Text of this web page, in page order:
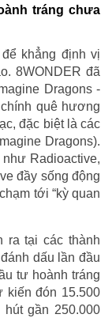
tráng chưa
khẳng định vị
8WONDER đã
Dragons -
quê hương
đặc biệt là các
Dragons).
Radioactive,
đầy sống động
tới “kỳ quan
ra tại các thành
dấu lần đầu
tư hoành tráng
kiến đón 15.500
gần 250.000